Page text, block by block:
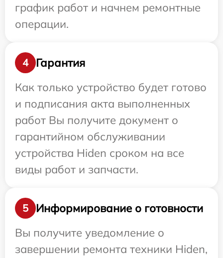
график работ и начнем ремонтные
операции.
4
Гарантия
Как только устройство будет готово
и подписания акта выполненных
работ Вы получите документ о
гарантийном обслуживании
устройства Hiden сроком на все
виды работ и запчасти.
5
Информирование о готовности
Вы получите уведомление о
завершении ремонта техники Hiden,